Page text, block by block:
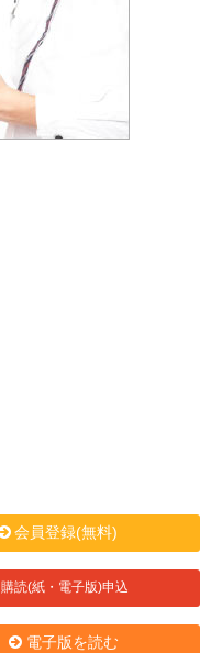
会員登録(無料)
購読(紙・電子版)申込
電子版を読む